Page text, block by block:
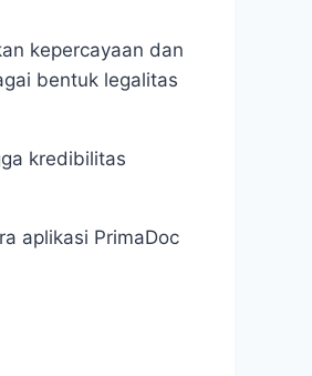
kepercayaan dan
bentuk legalitas
kredibilitas
aplikasi PrimaDoc